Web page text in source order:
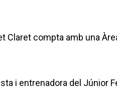
Claret compta amb una
i entrenadora del Júnior